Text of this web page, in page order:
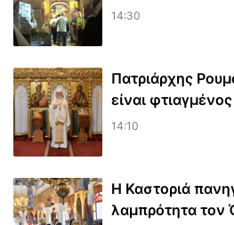
14:30
Πατριάρχης
είναι
14:10
Η Καστοριά
λαμπρότητα τον